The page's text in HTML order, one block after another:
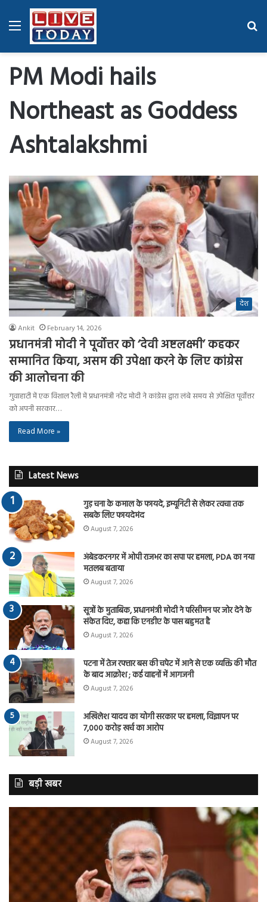
Menu
PM Modi hails
Northeast as Goddess
Ashtalakshmi
देश
Ankit February 14, 2026
प्रधानमंत्री मोदी ने पूर्वोत्तर को ‘देवी अष्टलक्ष्मी’ कहकर
सम्मानित किया, असम की उपेक्षा करने के लिए कांग्रेस
की आलोचना की
गुवाहाटी में एक विशाल रैली में प्रधानमंत्री नरेंद्र मोदी ने कांग्रेस द्वारा लंबे समय से उपेक्षित पूर्वोत्तर
को अपनी सरकार…
Read More »
Latest News
गुड़ चना के कमाल के फायदे, इम्यूनिटी से लेकर त्वचा तक
सबके लिए फायदेमंद
August 7, 2026
अंबेडकरनगर में ओपी राजभर का सपा पर हमला, PDA का नया
मतलब बताया
August 7, 2026
सूत्रों के मुताबिक, प्रधानमंत्री मोदी ने परिसीमन पर जोर देने के
संकेत दिए, कहा कि एनडीए के पास बहुमत है
August 7, 2026
पटना में तेज रफ्तार बस की चपेट में आने से एक व्यक्ति की मौत
के बाद आक्रोश ; कई वाहनों में आगजनी
August 7, 2026
अखिलेश यादव का योगी सरकार पर हमला, विज्ञापन पर
7,000 करोड़ खर्च का आरोप
August 7, 2026
बड़ी खबर